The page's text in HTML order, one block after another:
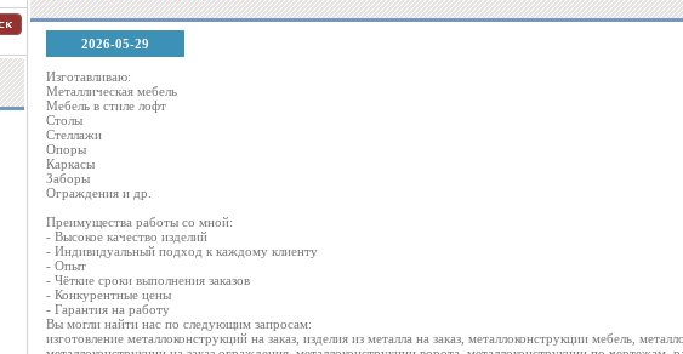
2026-05-29
Изготавливаю:
Металлическая мебель
Мебель в стиле лофт
Столы
Стеллажи
Опоры
Каркасы
Заборы
Ограждения и др.
Преимущества работы со мной:
- Высокое качество изделий
- Индивидуальный подход к каждому клиенту
- Опыт
- Чёткие сроки выполнения заказов
- Конкурентные цены
- Гарантия на работу
Вы могли найти нас по следующим запросам:
изготовление металлоконструкций на заказ, изделия из металла на заказ, металлоконструкции мебель,